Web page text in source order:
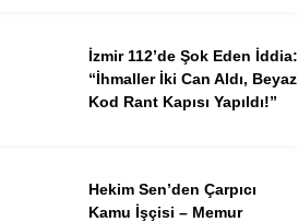
İzmir 112’de Şok Eden İddia:
“İhmaller İki Can Aldı, Beyaz
Kod Rant Kapısı Yapıldı!”
Hekim Sen’den Çarpıcı
Kamu İşçisi – Memur